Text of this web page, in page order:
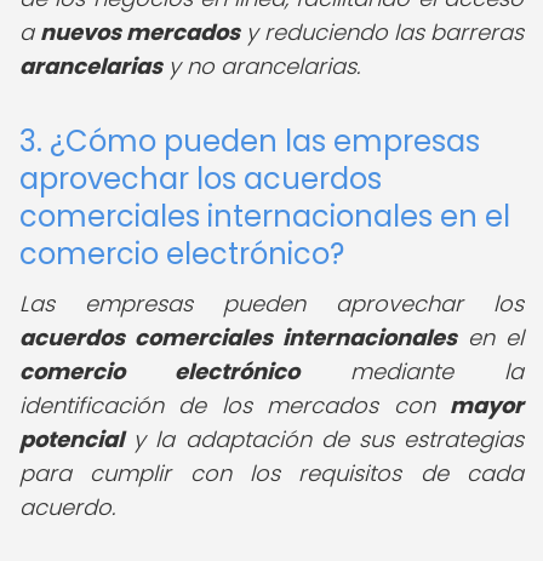
a nuevos mercadosy reduciendo las barreras
arancelariasy no arancelarias.
3. ¿Cómo pueden las empresas
aprovechar los acuerdos
comerciales internacionales en el
comercio electrónico?
Las empresas pueden aprovechar los
acuerdos comerciales internacionalesen el
comercio electrónicomediante la
identificación de los mercados con mayor
potencialy la adaptación de sus estrategias
para cumplir con los requisitos de cada
acuerdo.